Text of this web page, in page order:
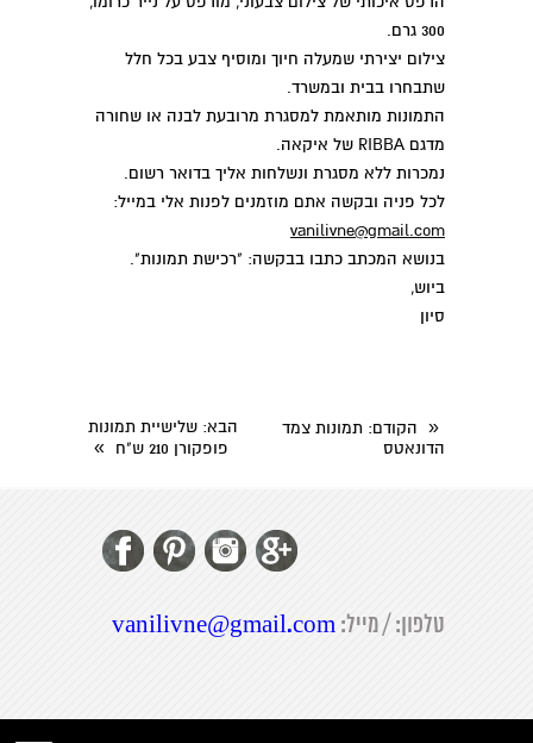
300 גרם.
צילום יצירתי שמעלה חיוך ומוסיף צבע בכל חלל
שתבחרו בבית ובמשרד.
התמונות מותאמת למסגרת מרובעת לבנה או שחורה
מדגם RIBBA של איקאה.
נמכרות ללא מסגרת ונשלחות אליך בדואר רשום.
לכל פניה ובקשה אתם מוזמנים לפנות אלי במייל:
vanilivne@gmail.com
בנושא המכתב כתבו בבקשה: "רכישת תמונות".
ביוש,
סיון
« הקודם: תמונות צמד
הדונאטס
הבא: שלישיית תמונות
פופקורן 210 ש"ח
»
טלפון: / מייל: vanilivne@gmail.com